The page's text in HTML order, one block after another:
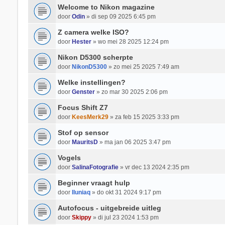
Welcome to Nikon magazine
door Odin» di sep 09 2025 6:45 pm
Z camera welke ISO?
door Hester» wo mei 28 2025 12:24 pm
Nikon D5300 scherpte
door NikonD5300» zo mei 25 2025 7:49 am
Welke instellingen?
door Genster» zo mar 30 2025 2:06 pm
Focus Shift Z7
door KeesMerk29» za feb 15 2025 3:33 pm
Stof op sensor
door MauritsD» ma jan 06 2025 3:47 pm
Vogels
door SalinaFotografie» vr dec 13 2024 2:35 pm
Beginner vraagt hulp
door Iluniaq» do okt 31 2024 9:17 pm
Autofocus - uitgebreide uitleg
door Skippy» di jul 23 2024 1:53 pm